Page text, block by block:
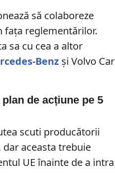
să colaboreze
reglementărilor.
sa cu cea a altor
Benz și Volvo Car
de acțiune pe 5
scuti producătorii
aceasta trebuie
UE înainte de a intra